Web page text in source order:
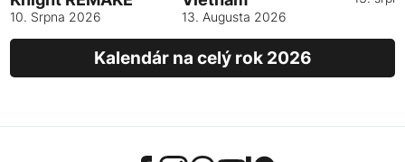
10. Srpna 2026 13. Augusta 2026
Kalendár na celý rok 2026